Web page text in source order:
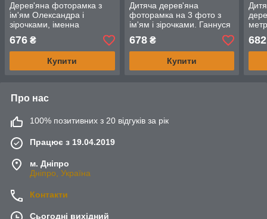
Дерев'яна фоторамка з
ім'ям Олександра і
зірочками, іменна
фоторамка на 3 фото
(будь-яке ім'я)
676 ₴
Купити
Дитяча дерев'яна
фоторамка на 3 фото з
ім'ям і зірочками. Ганнуся
(будь-яке ім'я)
678₴
Купити
682
Про нас
100% позитивних з 20 відгуків за рік
Працює з 19.04.2019
м. Дніпро
Дніпро, Україна
Контакти
Сьогодні вихідний